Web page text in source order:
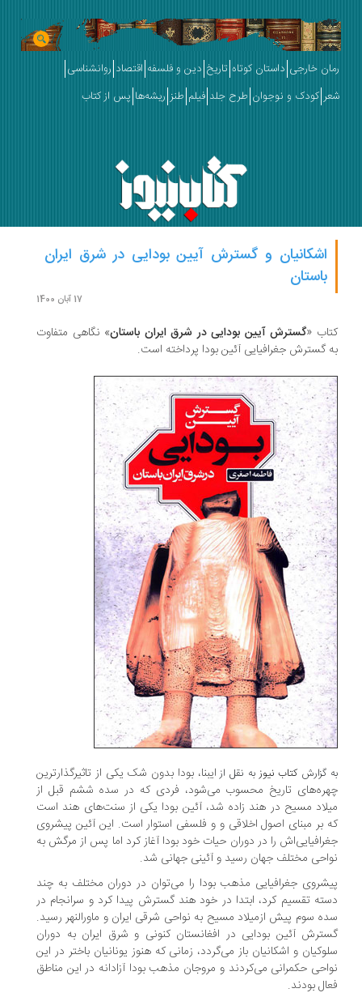
رمان خارجی داستان کوتاه تاریخ دین و فلسفه اقتصاد روانشناسی
شعر کودک و نوجوان طرح جلد فیلم طنز ریشه‌ها پس از کتاب
اشکانیان و گسترش آیین بودایی در شرق ایران
باستان
17 آبان 1400
کتاب «گسترش آیین بودایی در شرق ایران باستان» نگاهی متفاوت
به گسترش جغرافیایی آئین بودا پرداخته است.
به گزارش کتاب نیوز به نقل ازایبنا، بودا بدون شک یکی از تاثیرگذارترین
چهره‌های تاریخ محسوب می‌شود، فردی که در سده ششم قبل از
میلاد مسیح در هند زاده شد، آئین بودا یکی از سنت‌های هند است
که بر مبنای اصول اخلاقی و و فلسفی استوار است. این آئین پیشروی
جغرافیایی‌اش را در دوران حیات خود بودا آغاز کرد اما پس از مرگش به
نواحی مختلف جهان رسید و آئینی جهانی شد.
پیشروی جغرافیایی مذهب بودا را می‌توان در دوران مختلف به چند
دسته تقسیم کرد، ابتدا در خود هند گسترش پیدا کرد و سرانجام در
سده سوم پیش ازمیلاد مسیح به نواحی شرقی ایران و ماورالنهر رسید.
گسترش آئین بودایی در افغانستان کنونی و شرق ایران به دوران
سلوکیان و اشکانیان باز می‌گردد، زمانی که هنوز یونانیان باختر در این
نواحی حکمرانی می‌کردند و مروجان مذهب بودا آزادانه در این مناطق
فعال بودند.